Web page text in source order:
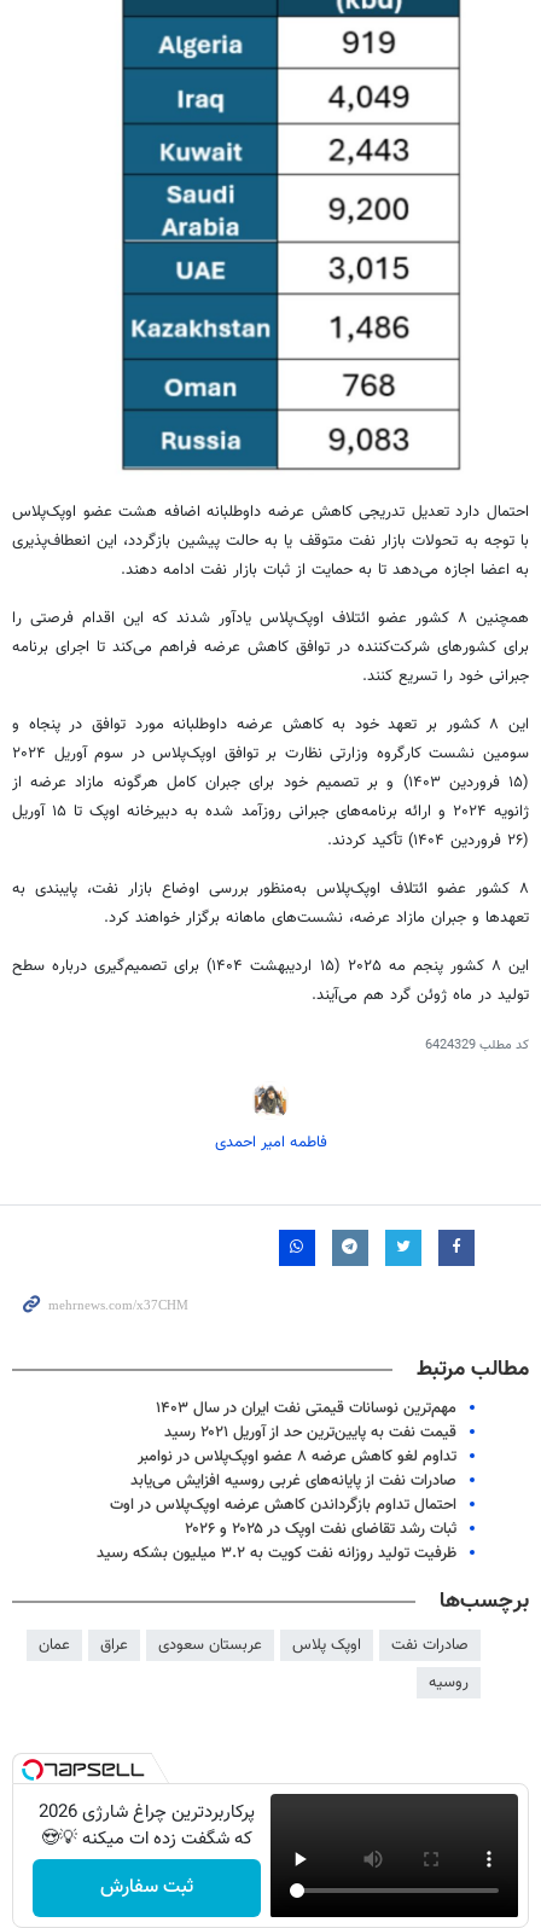
احتمال دارد تعدیل تدریجی کاهش عرضه داوطلبانه اضافه هشت عضو اوپک‌پلاس
با توجه به تحولات بازار نفت متوقف یا به حالت پیشین بازگردد، این انعطاف‌پذیری
به اعضا اجازه می‌دهد تا به حمایت از ثبات بازار نفت ادامه دهند.
همچنین ۸ کشور عضو ائتلاف اوپک‌پلاس یادآور شدند که این اقدام فرصتی را
برای کشورهای شرکت‌کننده در توافق کاهش عرضه فراهم می‌کند تا اجرای برنامه
جبرانی خود را تسریع کنند.
این ۸ کشور بر تعهد خود به کاهش عرضه داوطلبانه مورد توافق در پنجاه و
سومین نشست کارگروه وزارتی نظارت بر توافق اوپک‌پلاس در سوم آوریل ۲۰۲۴
(۱۵ فروردین ۱۴۰۳) و بر تصمیم خود برای جبران کامل هرگونه مازاد عرضه از
ژانویه ۲۰۲۴ و ارائه برنامه‌های جبرانی روزآمد شده به دبیرخانه اوپک تا ۱۵ آوریل
(۲۶ فروردین ۱۴۰۴) تأکید کردند.
۸ کشور عضو ائتلاف اوپک‌پلاس به‌منظور بررسی اوضاع بازار نفت، پایبندی به
تعهدها و جبران مازاد عرضه، نشست‌های ماهانه برگزار خواهند کرد.
این ۸ کشور پنجم مه ۲۰۲۵ (۱۵ اردیبهشت ۱۴۰۴) برای تصمیم‌گیری درباره سطح
تولید در ماه ژوئن گرد هم می‌آیند.
کد مطلب6424329
فاطمه امیر احمدی
مطالب مرتبط
مهم‌ترین نوسانات قیمتی نفت ایران در سال ۱۴۰۳
قیمت نفت به پایین‌ترین حد از آوریل ۲۰۲۱ رسید
تداوم لغو کاهش عرضه ۸ عضو اوپک‌پلاس در نوامبر
صادرات نفت از پایانه‌های غربی روسیه افزایش می‌یابد
احتمال تداوم بازگرداندن کاهش عرضه اوپک‌پلاس در اوت
ثبات رشد تقاضای نفت اوپک در ۲۰۲۵ و ۲۰۲۶
ظرفیت تولید روزانه نفت کویت به ۳.۲ میلیون بشکه رسید
برچسب‌ها
صادرات نفت اوپک پلاس عربستان سعودی عراق
عمان
روسیه
پرکاربردترین چراغ شارژی 2026
که شگفت زده ات میکنه 💡😍
ثبت سفارش